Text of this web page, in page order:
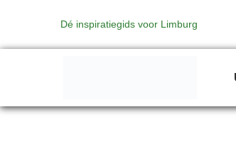
de
Dé inspiratiegids voor Limburg